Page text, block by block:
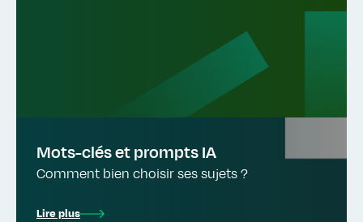
Mots-clés et prompts IA
Comment bien choisir ses sujets ?
Lire plus